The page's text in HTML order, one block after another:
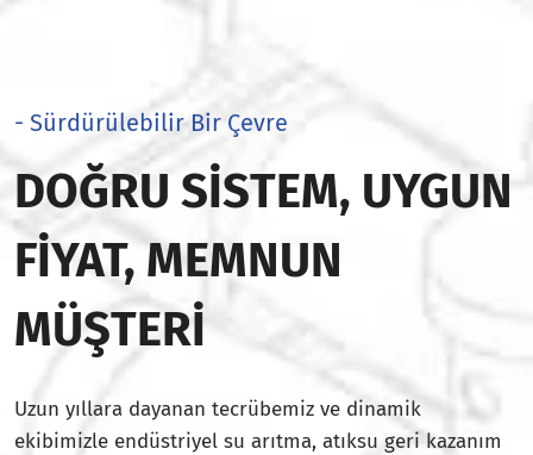
- Sürdürülebilir Bir Çevre
DOĞRU SISTEM, UYGUN
FIYAT, MEMNUN
MÜŞTERI
Uzun yıllara dayanan tecrübemiz ve dinamik
ekibimizle endüstriyel su arıtma, atıksu geri kazanım